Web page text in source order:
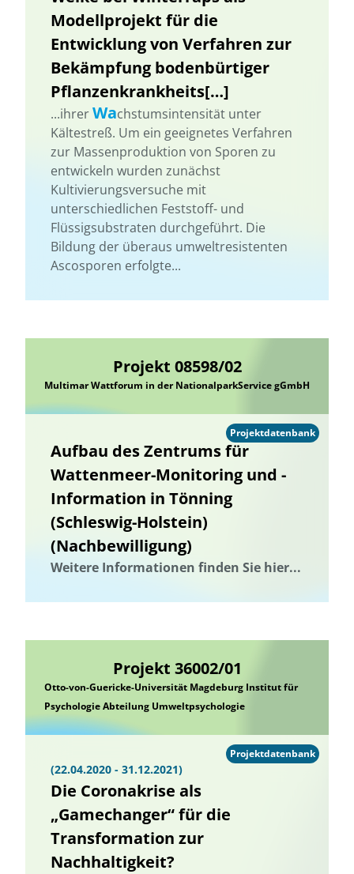
Modellprojekt für die
Entwicklung von Verfahren zur
Bekämpfung bodenbürtiger
Pflanzenkrankheits[…]
...ihrerWachstumsintensität unter
Kältestreß. Um ein geeignetes Verfahren
zur Massenproduktion von Sporen zu
entwickeln wurden zunächst
Kultivierungsversuche mit
unterschiedlichen Feststoff- und
Flüssigsubstraten durchgeführt. Die
Bildung der überaus umweltresistenten
Ascosporen erfolgte...
Projekt 08598/02
Multimar Wattforum in der NationalparkService gGmbH
Aufbau des Zentrums für
Wattenmeer-Monitoring und -
Information in Tönning
(Schleswig-Holstein)
(Nachbewilligung)
Weitere Informationen finden Sie hier...
Projektdatenbank
Projekt 36002/01
Otto-von-Guericke-Universität Magdeburg Institut für
Psychologie Abteilung Umweltpsychologie
(22.04.2020 - 31.12.2021)
Die Coronakrise als
„Gamechanger“ für die
Transformation zur
Nachhaltigkeit?
Projektdatenbank